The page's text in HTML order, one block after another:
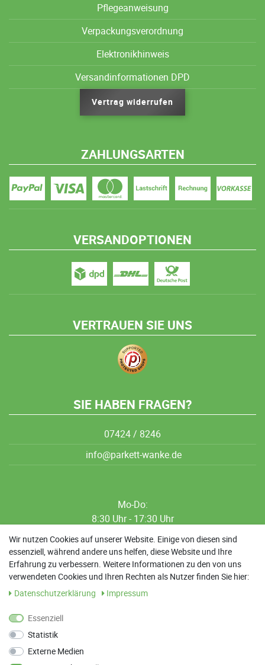
Pflegeanweisung
Verpackungsverordnung
Elektronikhinweis
Versandinformationen DPD
Vertrag widerrufen
ZAHLUNGSARTEN
VERSANDOPTIONEN
VERTRAUEN SIE UNS
SIE HABEN FRAGEN?
07424 / 8246
info@parkett-wanke.de
Mo-Do:
8:30 Uhr - 17:30 Uhr
8:30 Uhr - 12:00 Uhr
13:00 Uhr - 17:30 Uhr
Sa: 9:00 Uhr - 13:00 Uhr
Wir nutzen Cookies auf unserer Website. Einige von diesen sind
essenziell, während andere uns helfen, diese Website und Ihre
Erfahrung zu verbessern. Weitere Informationen zu den von uns
verwendeten Cookies und Ihren Rechten als Nutzer finden Sie hier:
Daten­schutz­erklärung
Impressum
Essenziell
Statistik
Externe Medien